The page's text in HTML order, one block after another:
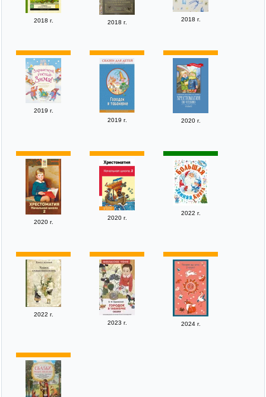
2018 г. 2018 г. 2018 г.
2019 г.
2019 г.
2020 г.
2020 г.
2020 г.
2022 г.
2022 г.
2023 г.
2024 г.